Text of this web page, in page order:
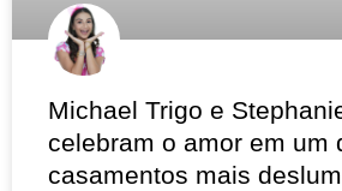
Michael Trigo e
celebram o amor em um
casamentos mais